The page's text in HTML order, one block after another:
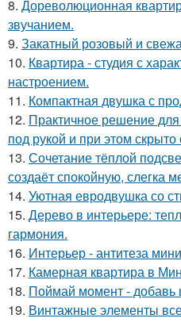
8. Дореволюционная
звучанием.
9. Закатный розовый и
10. Квартира - студия с
настроением.
11. Компактная двушка с
12. Практичное решение
под рукой и при этом скрыто
13. Сочетание тёплой
создаёт спокойную, слегка
14. Уютная евродвушка со
15. Дерево в интерьере:
гармония.
16. Интерьер - антитеза
17. Камерная квартира в
18. Поймай момент - добавь
19. Винтажные элементы